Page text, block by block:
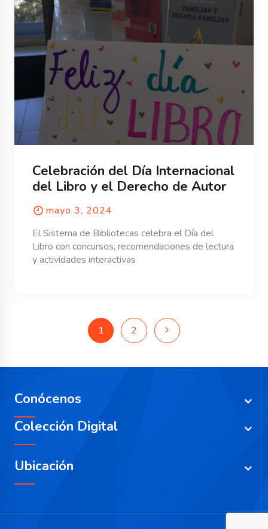
Celebración del Día Internacional
del Libro y el Derecho de Autor
mayo 3, 2024
El Sistema de Bibliotecas celebra el Día del
Libro con concursos, recomendaciones de lectura
y actividades interactivas
1 2
Conócenos
Colección Digital
Ubicación